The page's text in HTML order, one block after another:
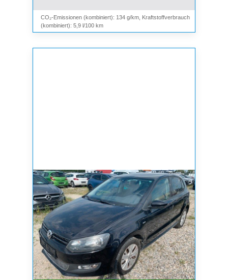
CO₂-Emissionen (kombiniert): 134 g/km, Kraftstoffverbrauch
(kombiniert): 5,9 l/100 km